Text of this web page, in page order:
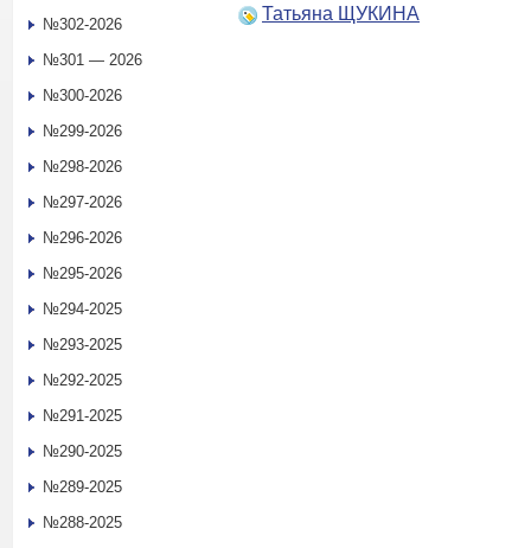
Татьяна ЩУКИНА
№302-2026
№301 — 2026
№300-2026
№299-2026
№298-2026
№297-2026
№296-2026
№295-2026
№294-2025
№293-2025
№292-2025
№291-2025
№290-2025
№289-2025
№288-2025